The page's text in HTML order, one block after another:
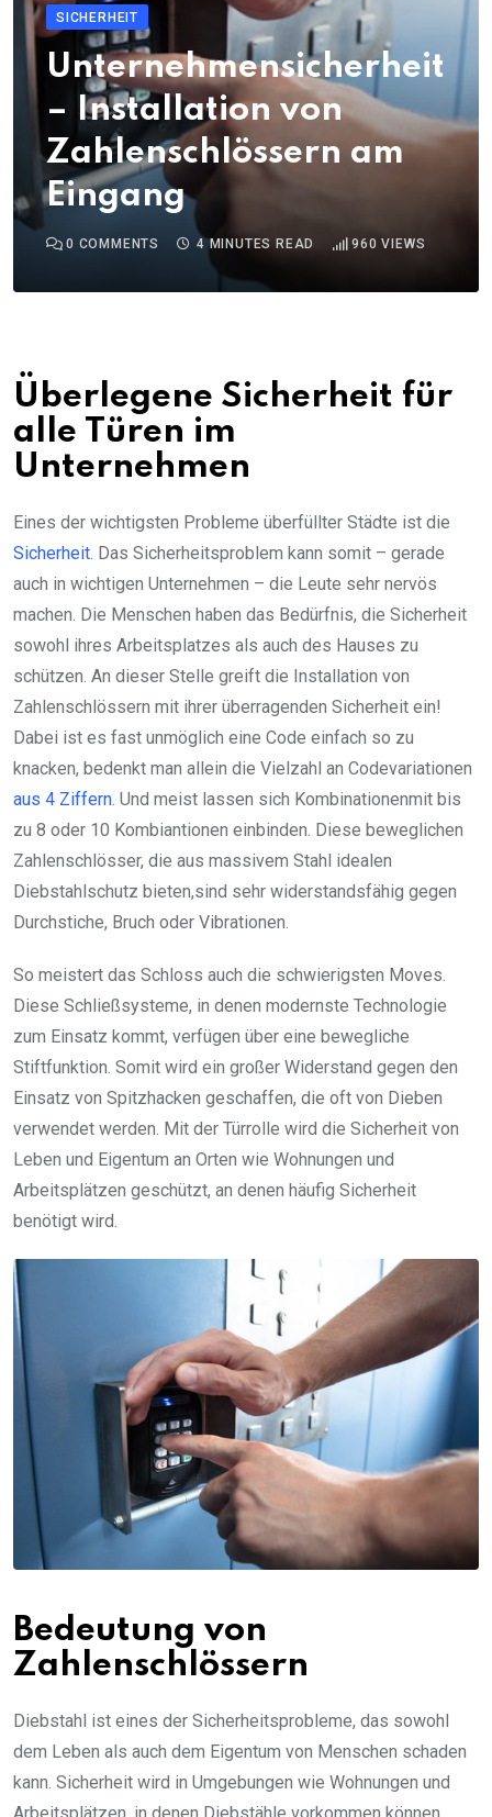
SICHERHEIT
Unternehmensicherheit
– Installation von
Zahlenschlössern am
Eingang
0 COMMENTS 4 MINUTES READ 960 VIEWS
Überlegene Sicherheit für
alle Türen im
Unternehmen
Eines der wichtigsten Probleme überfüllter Städte ist die
Sicherheit. Das Sicherheitsproblem kann somit – gerade
auch in wichtigen Unternehmen – die Leute sehr nervös
machen. Die Menschen haben das Bedürfnis, die Sicherheit
sowohl ihres Arbeitsplatzes als auch des Hauses zu
schützen. An dieser Stelle greift die Installation von
Zahlenschlössern mit ihrer überragenden Sicherheit ein!
Dabei ist es fast unmöglich eine Code einfach so zu
knacken, bedenkt man allein die Vielzahl an Codevariationen
aus 4 Ziffern. Und meist lassen sich Kombinationenmit bis
zu 8 oder 10 Kombiantionen einbinden. Diese beweglichen
Zahlenschlösser, die aus massivem Stahl idealen
Diebstahlschutz bieten,sind sehr widerstandsfähig gegen
Durchstiche, Bruch oder Vibrationen.
So meistert das Schloss auch die schwierigsten Moves.
Diese Schließsysteme, in denen modernste Technologie
zum Einsatz kommt, verfügen über eine bewegliche
Stiftfunktion. Somit wird ein großer Widerstand gegen den
Einsatz von Spitzhacken geschaffen, die oft von Dieben
verwendet werden. Mit der Türrolle wird die Sicherheit von
Leben und Eigentum an Orten wie Wohnungen und
Arbeitsplätzen geschützt, an denen häufig Sicherheit
benötigt wird.
Bedeutung von
Zahlenschlössern
Diebstahl ist eines der Sicherheitsprobleme, das sowohl
dem Leben als auch dem Eigentum von Menschen schaden
kann. Sicherheit wird in Umgebungen wie Wohnungen und